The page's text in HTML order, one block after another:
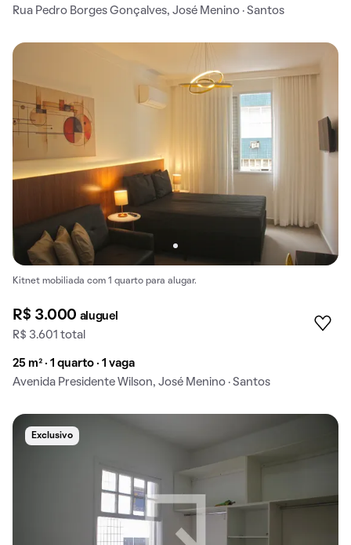
Rua Pedro Borges Gonçalves, José Menino · Santos
Kitnet mobiliada com 1 quarto para alugar.
R$ 3.000 aluguel
R$ 3.601 total
25 m² · 1 quarto · 1 vaga
Avenida Presidente Wilson, José Menino · Santos
Exclusivo